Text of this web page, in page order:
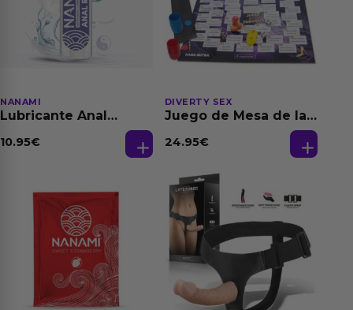
NANAMI
Lubricante Anal
Dilatación Base Agua
10.95€
DIVERTY SEX
Juego de Mesa de las
24.95€